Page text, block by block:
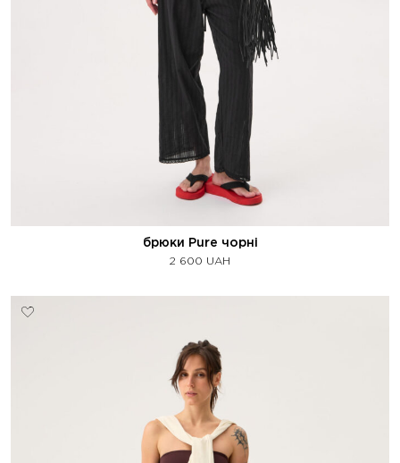
брюки Pure чорні
2 600 UAH